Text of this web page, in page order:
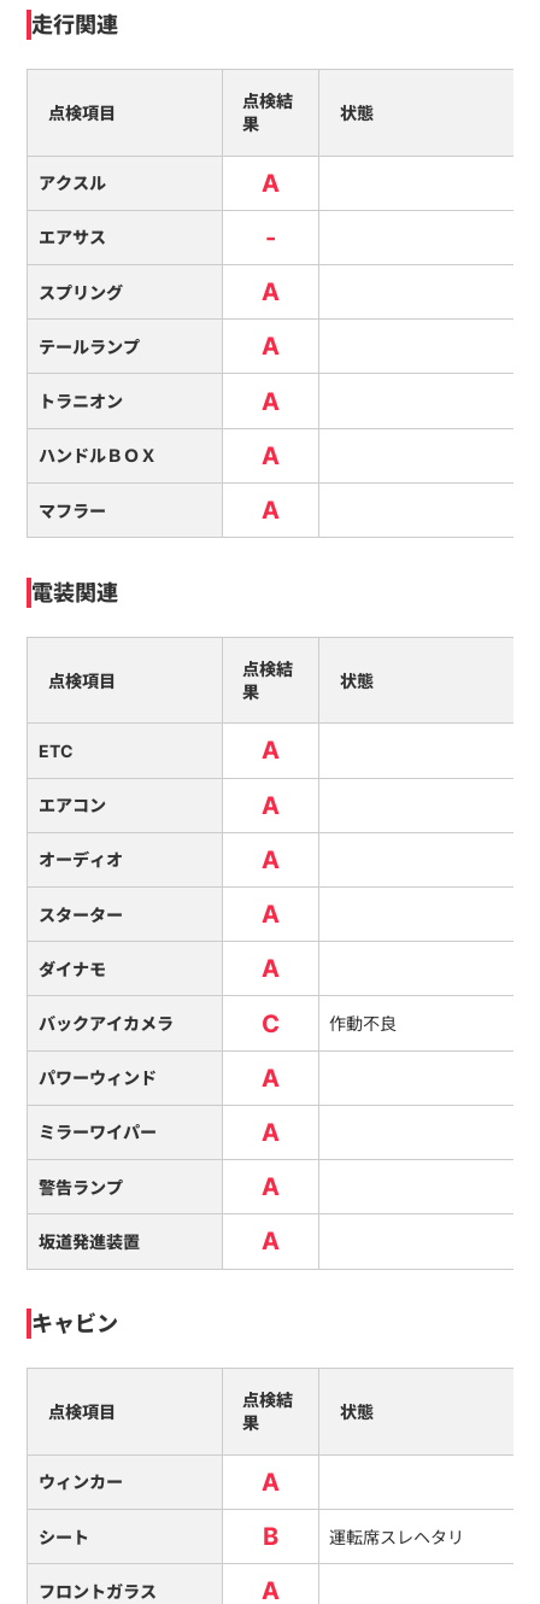
走行関連
点検項目
点検結
果
状態
アクスル A
エアサス -
スプリング A
テールランプ A
トラニオン A
ハンドルＢＯＸ A
マフラー A
電装関連
点検項目
点検結
果
状態
ETC A
エアコン A
オーディオ A
スターター A
ダイナモ A
バックアイカメラ C 作動不良
パワーウィンド A
ミラーワイパー A
警告ランプ A
坂道発進装置 A
キャビン
点検項目
点検結
果
状態
ウィンカー A
シート B 運転席スレヘタリ
フロントガラス A